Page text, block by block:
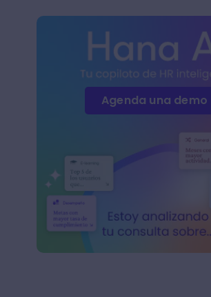
Agenda una demo